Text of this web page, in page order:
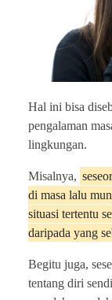
Hal ini bisa
pengalaman
lingkungan.
Misalnya,
di masa lalu
situasi tertentu
daripada yang
Begitu juga,
tentang diri